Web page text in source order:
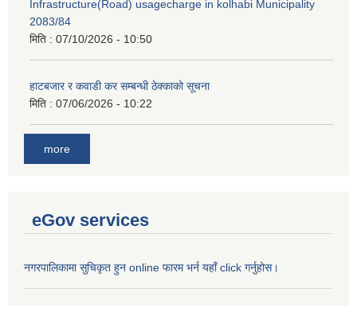
Infrastructure(Road) usagecharge in kolhabi Municipality
2083/84
मिति : 07/10/2026 - 10:50
हाटबजार र कवाडी कर सम्बन्धी ठेक्काको सूचना
मिति : 07/06/2026 - 10:22
more
eGov services
नगरपालिकामा सुचिकृत हुन online फारम भर्न यहाँ click गर्नुहोस।